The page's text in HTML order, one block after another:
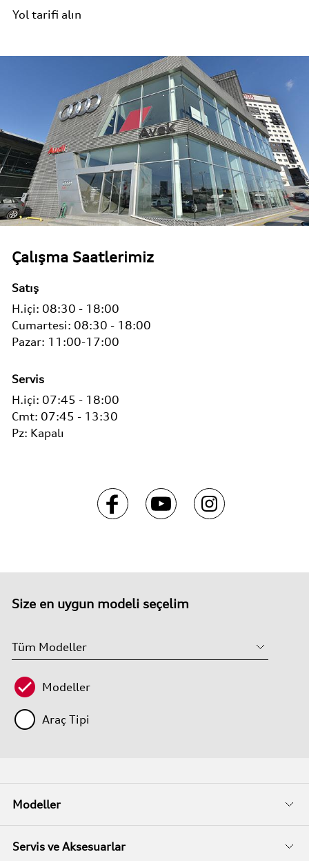
Yol tarifi alın
Çalışma Saatlerimiz
Satış
H.içi: 08:30 - 18:00
Cumartesi: 08:30 - 18:00
Pazar: 11:00-17:00
Servis
H.içi: 07:45 - 18:00
Cmt: 07:45 - 13:30
Pz: Kapalı
Size en uygun modeli seçelim
Modeller
Araç Tipi
Modeller
Fiyat Listeleri
Servis ve Aksesuarlar